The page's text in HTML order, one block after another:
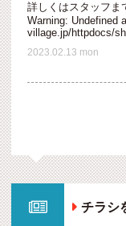
詳しくはスタッフま
Warning: Undefined
village.jp/httpdocs/
2023.02.13 mon
 チラシ